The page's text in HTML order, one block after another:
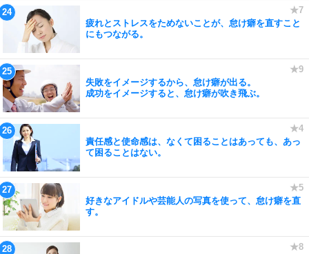
疲れとストレスをためないことが、怠け癖を直すこと
にもつながる。
失敗をイメージするから、怠け癖が出る。
成功をイメージすると、怠け癖が吹き飛ぶ。
責任感と使命感は、なくて困ることはあっても、あっ
て困ることはない。
好きなアイドルや芸能人の写真を使って、怠け癖を直
す。